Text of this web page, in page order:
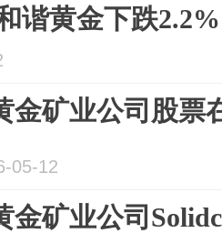
谐黄金下跌
金矿业公司股票
05-12
金矿业公司